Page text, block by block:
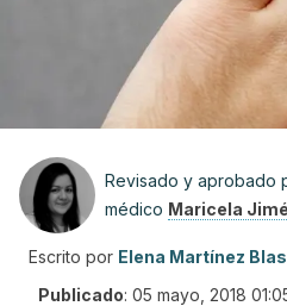
Revisado y aprobado
médico Maricela
Escrito por Elena Martínez
Publicado: 05 mayo, 2018